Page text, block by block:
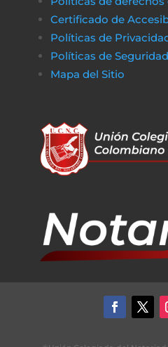
Certificado de
Políticas de
Políticas de
Mapa del Sitio